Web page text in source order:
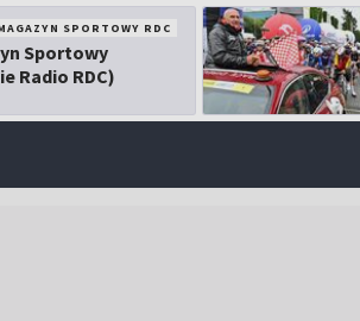
SPORTOWY RDC
Sportowy
Radio RDC)